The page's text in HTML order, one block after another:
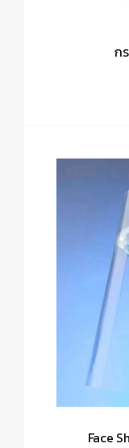
ก
Face